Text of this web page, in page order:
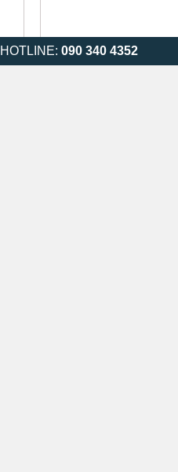
HOTLINE: 090 340 4352
0903 404 352